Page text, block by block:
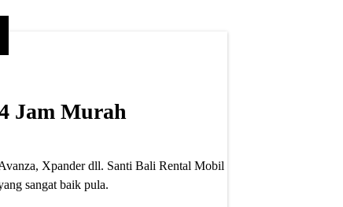
Jam Murah
Xpander dll. Santi Bali Rental Mobil
sangat baik pula.